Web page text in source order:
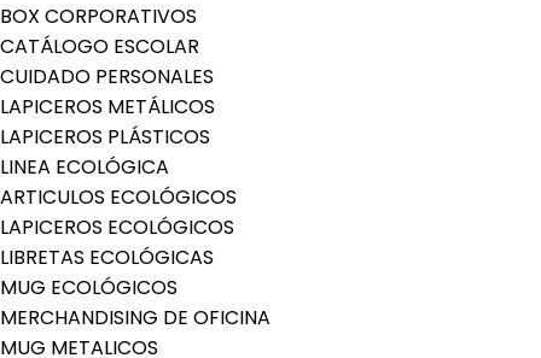
BOX CORPORATIVOS
CATÁLOGO ESCOLAR
CUIDADO PERSONALES
LAPICEROS METÁLICOS
LAPICEROS PLÁSTICOS
LINEA ECOLÓGICA
ARTICULOS ECOLÓGICOS
LAPICEROS ECOLÓGICOS
LIBRETAS ECOLÓGICAS
MUG ECOLÓGICOS
MERCHANDISING DE OFICINA
MUG METALICOS